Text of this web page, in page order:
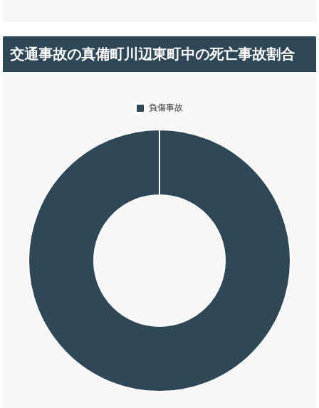
交通事故の真備町川辺東町中の死亡事故割合